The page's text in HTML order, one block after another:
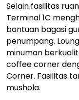
Selain fasilitas
Terminal 1C
bantuan bagasi
penumpang.
minuman
coffee corner
Corner. Fasilitas
mushola.